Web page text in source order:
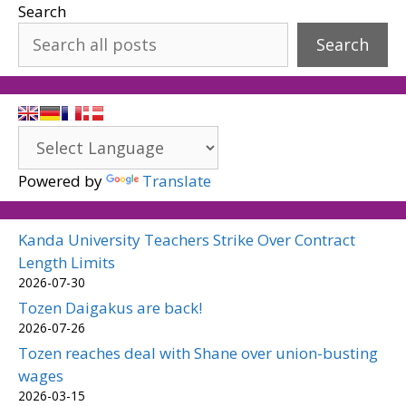
Search
Search
Powered by Translate
Kanda University Teachers Strike Over Contract
Length Limits
2026-07-30
Tozen Daigakus are back!
2026-07-26
Tozen reaches deal with Shane over union-busting
wages
2026-03-15